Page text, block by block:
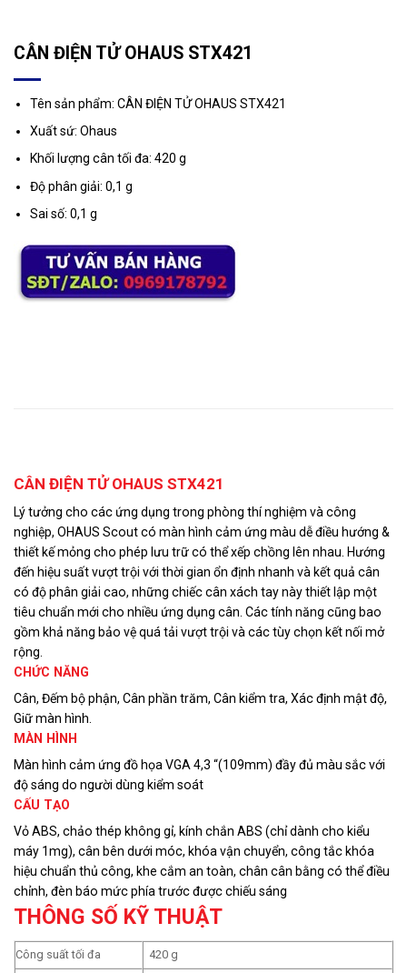
CÂN ĐIỆN TỬ OHAUS STX421
Tên sản phẩm: CÂN ĐIỆN TỬ OHAUS STX421
Xuất sứ: Ohaus
Khối lượng cân tối đa: 420 g
Độ phân giải: 0,1 g
Sai số: 0,1 g
CÂN ĐIỆN TỬ OHAUS STX421
Lý tưởng cho các ứng dụng trong phòng thí nghiệm và công
nghiệp, OHAUS Scout có màn hình cảm ứng màu dễ điều hướng &
thiết kế mỏng cho phép lưu trữ có thể xếp chồng lên nhau. Hướng
đến hiệu suất vượt trội với thời gian ổn định nhanh và kết quả cân
có độ phân giải cao, những chiếc cân xách tay này thiết lập một
tiêu chuẩn mới cho nhiều ứng dụng cân. Các tính năng cũng bao
gồm khả năng bảo vệ quá tải vượt trội và các tùy chọn kết nối mở
rộng.
CHỨC NĂNG
Cân, Đếm bộ phận, Cân phần trăm, Cân kiểm tra, Xác định mật độ,
Giữ màn hình.
MÀN HÌNH
Màn hình cảm ứng đồ họa VGA 4,3 “(109mm) đầy đủ màu sắc với
độ sáng do người dùng kiểm soát
CẤU TẠO
Vỏ ABS, chảo thép không gỉ, kính chắn ABS (chỉ dành cho kiểu
máy 1mg), cân bên dưới móc, khóa vận chuyển, công tắc khóa
hiệu chuẩn thủ công, khe cắm an toàn, chân cân bằng có thể điều
chỉnh, đèn báo mức phía trước được chiếu sáng
THÔNG SỐ KỸ THUẬT
Công suất tối đa
420 g